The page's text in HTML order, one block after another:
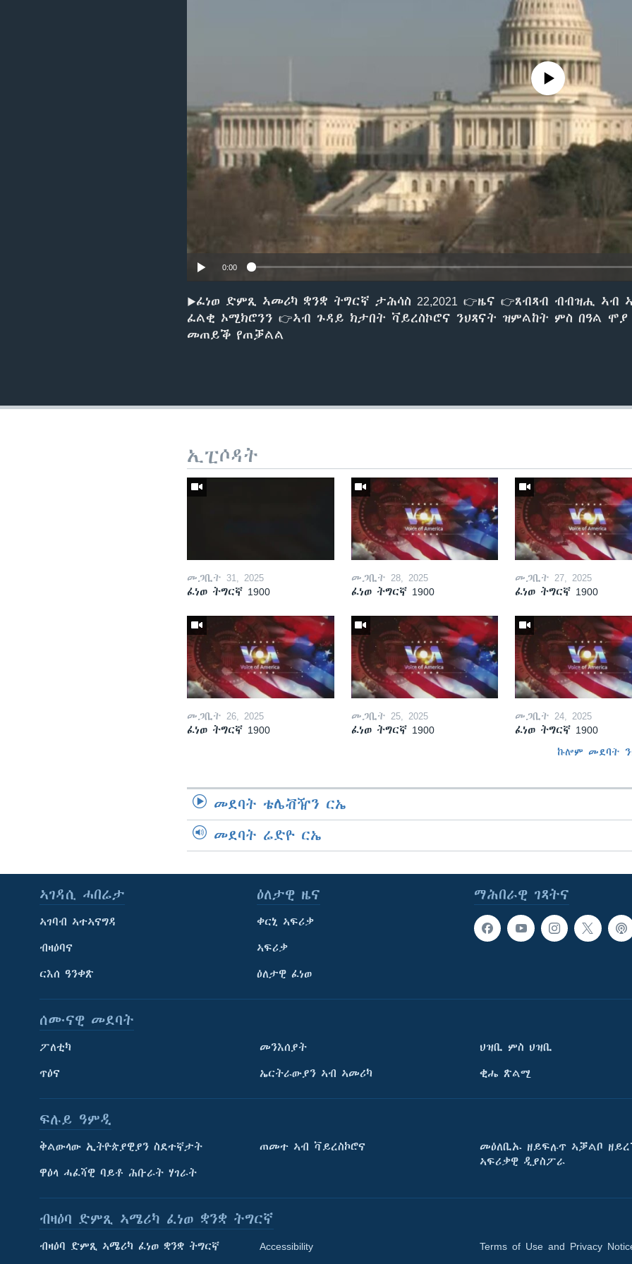
ትምህርቲ እንግሊዝኛ
ማሕበራዊ ገጻትና
No media source currently
0:00
▶ፈነወ ድምጺ ኣመሪካ ቋንቋ ትግርኛ ታሕሳስ 22,2021 👉ዜና 👉ጸብጻብ ብብዝሒ ኣብ
ፈልቂ ኦሚክሮንን 👉ኣብ ጉዳይ ክታበት ቫይረስኮሮና ንህጻናት ዝምልከት ምስ በዓል
መጠይቕ የጠቓልል
ኢፒሶዳት
መጋቢት 31, 2025
ፈነወ ትግርኛ 1900
መጋቢት 28, 2025
ፈነወ ትግርኛ 1900
መጋቢት 27, 2025
ፈነወ ትግርኛ 1900
መጋቢት 26, 2025
ፈነወ ትግርኛ 1900
መጋቢት 25, 2025
ፈነወ ትግርኛ 1900
መጋቢት 24, 2025
ፈነወ ትግርኛ 1900
ኩሎም መደባት
መደባት ቴሌቭዥን ርኤ
መደባት ሬድዮ ርኤ
ማሕበራዊ ገጻትና
ኣገዳሲ ሓበሬታ
ኣገባብ ኣተኣናግዳ
ብዛዕባና
ርእሰ ዓንቀጽ
ዕለታዊ ዜና
ቀርኒ ኣፍሪቃ
ኣፍሪቃ
ዕለታዊ ፈነወ
ሰሙናዊ መደባት
ፖለቲካ
ጥዕና
መንእሰያት
ኤርትራውያን ኣብ ኣመሪካ
ህዝቢ ምስ ህዝቢ
ቂሔ ጽልሚ
ፍሉይ ዓምዲ
ቅልውላው ኢትዮጵያዊያን ስደተኛታት
ዋዕላ ሓፈሻዊ ባይቶ ሕቡራት ሃገራት
ጠመተ ኣብ ቫይረስኮሮና
መዕለቢኡ ዘይፍሉጥ ኣቓልቦ
ኣፍሪቃዊ ዲያስፖራ
ብዛዕባ ድምጺ ኣሜሪካ ፈነወ ቋንቋ ትግርኛ
ብዛዕባ ድምጺ ኣሜሪካ ፈነወ ቋንቋ ትግርኛ Accessibility Terms of Use and Privacy